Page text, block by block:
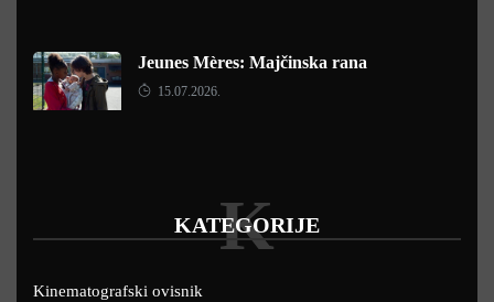
Jeunes Mères: Majčinska rana
15.07.2026.
KATEGORIJE
K
Kinematografski ovisnik